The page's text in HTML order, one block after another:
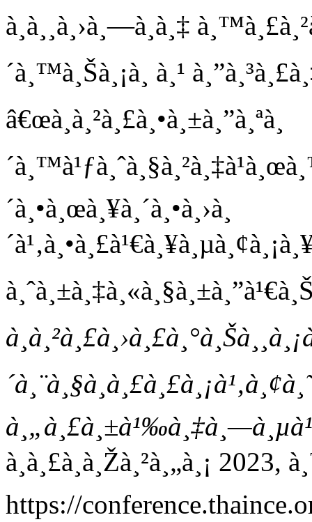
à¸­à¸¸à¸›à¸—à¸­à¸‡
´à¸™à¸Šà¸¡à¸ à¸¹
â€œà¸à¸²à¸£à¸•à¸±à¸”à¸ªà¸
´à¸•à¸œà¸¥à¸´à¸•à¸›à¸
à¸à¸£à¸à¸Žà¸²à¸„à¸¡
https://